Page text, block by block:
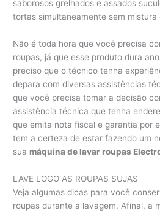
saborosos grelhados e assados
tortas simultaneamente sem mistura
Não é toda hora que você precisa
roupas, já que esse produto dura
preciso que o técnico tenha
depara com diversas assistências
que você precisa tomar a decisão
assistência técnica que tenha
que emita nota fiscal e garantia por
tem a certeza de estar fazendo um
sua máquina de lavar roupas
LAVE LOGO AS ROUPAS SUJAS
Veja algumas dicas para você
roupas durante a lavagem. Afinal, a